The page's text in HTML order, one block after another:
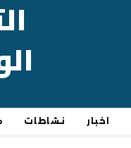
اخبار نشاطات